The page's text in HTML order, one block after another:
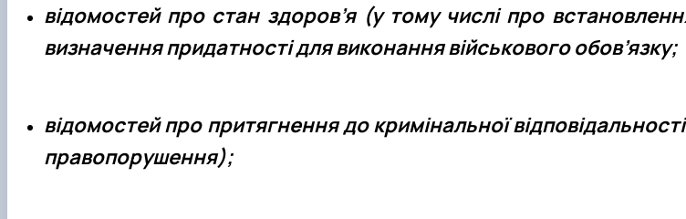
відомостей про стан здоров’я (у тому числі про
визначення придатності для виконання військового обов’язку;
відомостей про притягнення до кримінальної
правопорушення);